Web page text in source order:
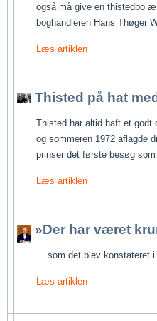
også må give en thistedbo
boghandleren Hans Thøger
Læs artiklen
Thisted på hat
Thisted har altid haft et
og sommeren 1972 aflagde
prinser det første besøg som
Læs artiklen
»Der har været
... som det blev konstateret
Læs artiklen